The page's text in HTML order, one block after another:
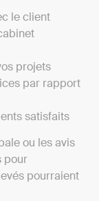
le client
projets
par rapport
satisfaits
ou les avis
pour
pourraient